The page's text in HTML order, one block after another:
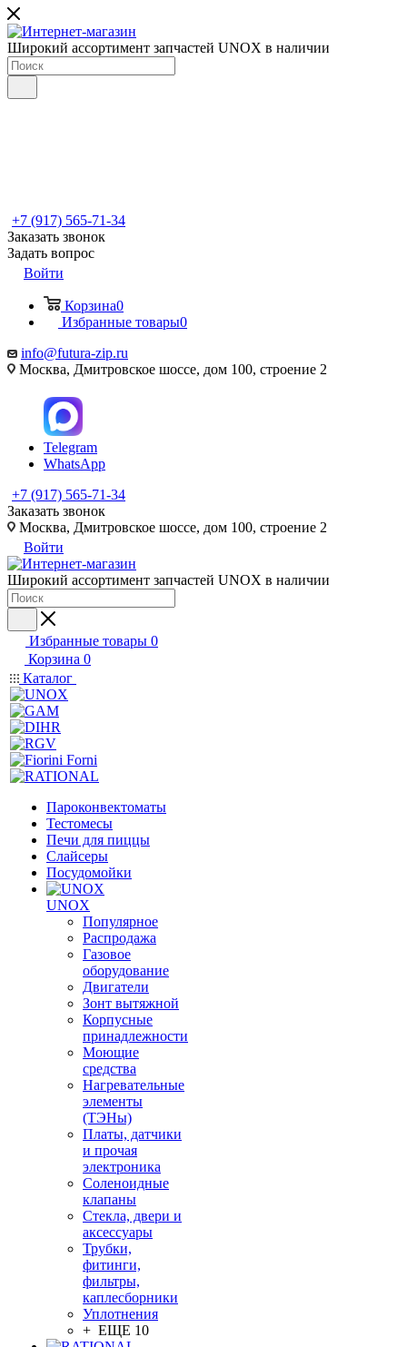
Широкий ассортимент запчастей UNOX в наличии
+7 (917) 565-71-34
Заказать звонок
Задать вопрос
Войти
Корзина0
Избранные товары0
info@futura-zip.ru
Москва, Дмитровское шоссе, дом 100, строение 2
Telegram
WhatsApp
+7 (917) 565-71-34
Заказать звонок
Москва, Дмитровское шоссе, дом 100, строение 2
Войти
Широкий ассортимент запчастей UNOX в наличии
Избранные товары 0
Корзина 0
Каталог
Пароконвектоматы
Тестомесы
Печи для пиццы
Слайсеры
Посудомойки
UNOX
Популярное
Распродажа
Газовое
оборудование
Двигатели
Зонт вытяжной
Корпусные
принадлежности
Моющие
средства
Нагревательные
элементы
(ТЭНы)
Платы, датчики
и прочая
электроника
Соленоидные
клапаны
Стекла, двери и
аксессуары
Трубки,
фитинги,
фильтры,
каплесборники
Уплотнения
+ ЕЩЕ 10